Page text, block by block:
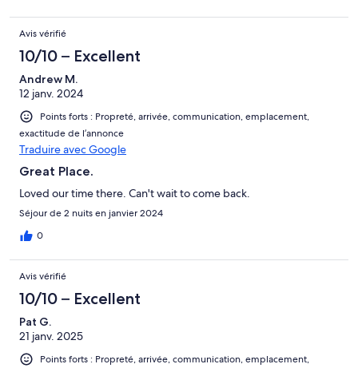
Avis vérifié
10/10 – Excellent
Andrew M.
12 janv. 2024
Points forts : Propreté, arrivée, communication, emplacement,
exactitude de l’annonce
Traduire avec Google
Great Place.
Loved our time there. Can't wait to come back.
Séjour de 2 nuits en janvier 2024
0
Avis vérifié
10/10 – Excellent
Pat G.
21 janv. 2025
Points forts : Propreté, arrivée, communication, emplacement,